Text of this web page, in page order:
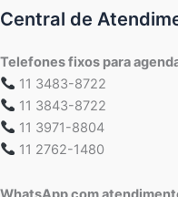
Central de
Telefones fixos para
11 3483-8722
11 3843-8722
11 3971-8804
11 2762-1480